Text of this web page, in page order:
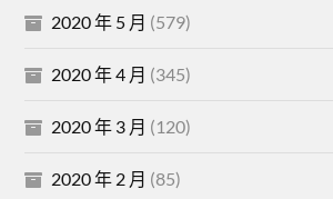
2020 年 5 月 (579)
2020 年 4 月 (345)
2020 年 3 月 (120)
2020 年 2 月 (85)